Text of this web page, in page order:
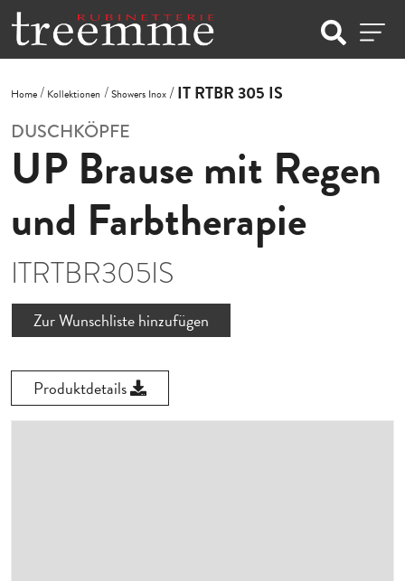
Home Kollektionen Showers Inox IT RTBR 305 IS
DUSCHKÖPFE
UP Brause mit Regen
und Farbtherapie
ITRTBR305IS
Zur Wunschliste hinzufügen
Produktdetails